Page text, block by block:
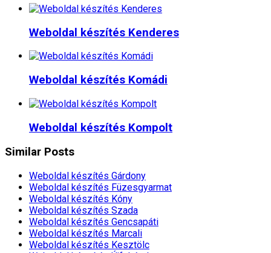
Weboldal készítés​ Kenderes
Weboldal készítés​ Komádi
Weboldal készítés​ Kompolt
Similar Posts
Weboldal készítés​ Gárdony
Weboldal készítés​ Füzesgyarmat
Weboldal készítés​ Kóny
Weboldal készítés​ Szada
Weboldal készítés​ Gencsapáti
Weboldal készítés​ Marcali
Weboldal készítés​ Kesztölc